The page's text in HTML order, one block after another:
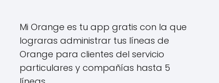
Mi Orange es tu app gratis con la que
lograras administrar tus líneas de
Orange para clientes del servicio
particulares y compañías hasta 5